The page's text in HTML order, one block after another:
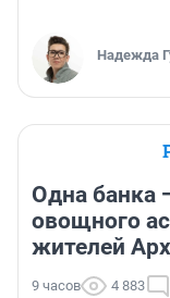
Надежда
Одна банка
овощного
жителей
9 часов 4 883